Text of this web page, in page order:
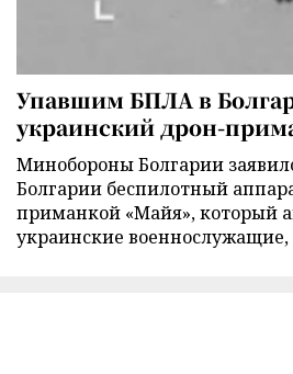
Упавшим БПЛА в
украинский дрон-
Минобороны Болгарии
Болгарии беспилотный
приманкой «Майя», который
украинские